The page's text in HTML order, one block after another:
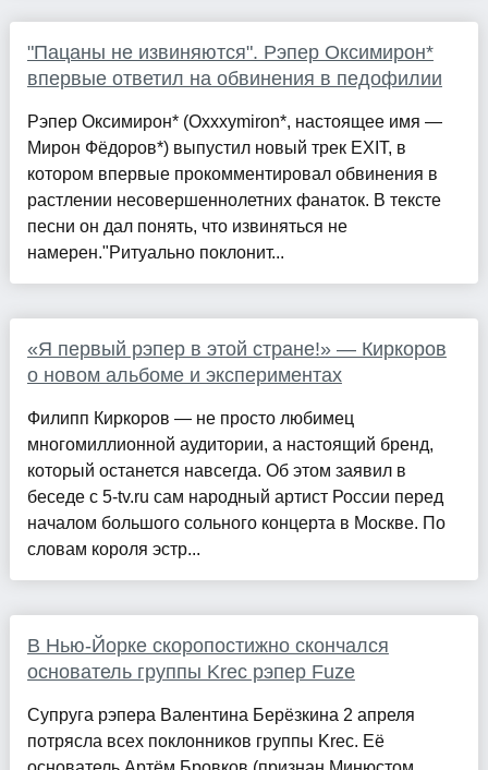
"Пацаны не извиняются". Рэпер Оксимирон*
впервые ответил на обвинения в педофилии
Рэпер Оксимирон* (Oxxxymiron*, настоящее имя —
Мирон Фёдоров*) выпустил новый трек EXIT, в
котором впервые прокомментировал обвинения в
растлении несовершеннолетних фанаток. В тексте
песни он дал понять, что извиняться не
намерен."Ритуально поклонит...
«Я первый рэпер в этой стране!» — Киркоров
о новом альбоме и экспериментах
Филипп Киркоров — не просто любимец
многомиллионной аудитории, а настоящий бренд,
который останется навсегда. Об этом заявил в
беседе с 5-tv.ru сам народный артист России перед
началом большого сольного концерта в Москве. По
словам короля эстр...
В Нью-Йорке скоропостижно скончался
основатель группы Krec рэпер Fuze
Супруга рэпера Валентина Берёзкина 2 апреля
потрясла всех поклонников группы Krec. Её